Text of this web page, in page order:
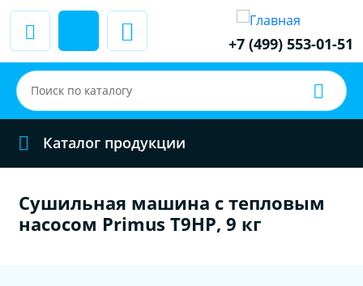
+7 (499) 553-01-51
Каталог продукции
Сушильная машина c тепловым
насосом Primus T9HP, 9 кг